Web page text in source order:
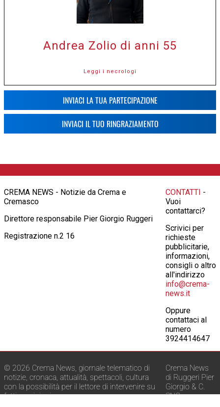
Andrea Zolio di anni 55
Leggi i necrologi
INVIACI LA TUA PARTECIPAZIONE
INVIACI IL TUO RINGRAZIAMENTO
CREMA NEWS - Notizie da Crema e
Cremasco
Direttore responsabile Pier Giorgio Ruggeri
Registrazione n.2 16
CONTATTI -
Vuoi
contattarci?
Scrivici per
richieste
pubblicitarie,
informazioni,
consigli o altro
all'indirizzo
info@crema-
news.it
Oppure
contattaci al
numero
3924414647
© 2026 Crema News, giornale telematico di
notizie, cronaca, attualità, spettacoli, cultura
con la possibilità per il lettore di intervenire su
fatti e opinioni.
Crema News
di Ruggeri Pier
Giorgio & C.
SNC